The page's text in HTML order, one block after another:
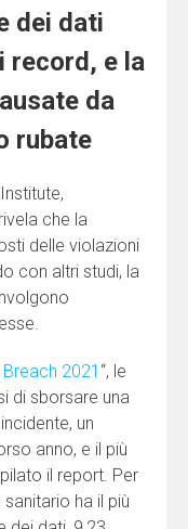
dei dati
record, e la
da
rubate
che la
delle violazioni
con altri studi, la
2021 “, le
di sborsare una
un
anno, e il più
il report. Per
ha il più